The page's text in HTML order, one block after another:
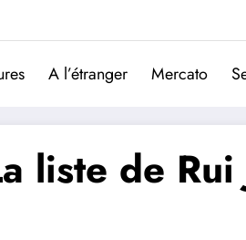
A l’étranger Mercato
liste de